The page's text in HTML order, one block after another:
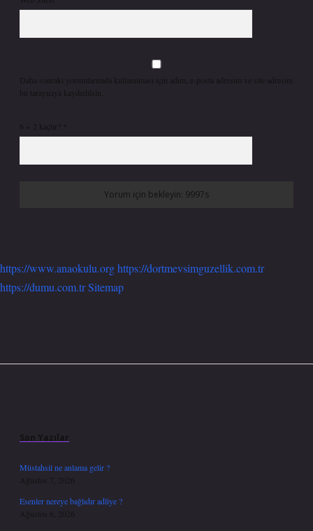
Daha sonraki yorumlarımda kullanılması için adım, e-posta adresim ve site adresim
bu tarayıcıya kaydedilsin.
6 + 2 kaçtır?
https://www.anaokulu.orghttps://dortmevsimguzellik.com.tr
https://dumu.com.trSitemap
Son Yazılar
Müstahsil ne anlama gelir ?
Ağustos 7, 2026
Esenler nereye bağlıdır adliye ?
Ağustos 6, 2026